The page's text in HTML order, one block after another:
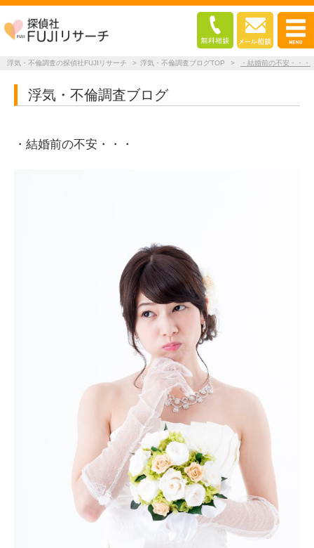
浮気・不倫調査の探偵社FUJIリサーチ > 浮気・不倫調査ブログTOP > ・結婚前の不安・・・
浮気・不倫調査ブログ
・結婚前の不安・・・